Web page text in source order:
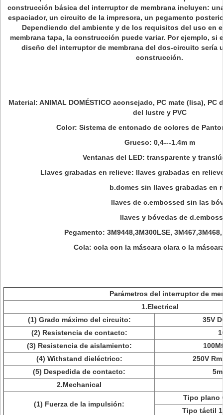
construcción básica del interruptor de membrana incluyen:
espaciador, un circuito de la impresora, un pegamento
Dependiendo del ambiente y de los requisitos del uso en
membrana tapa, la construcción puede variar. Por ejemplo, si
diseño del interruptor de membrana del dos-circuito sería
construcción.
Material: ANIMAL DOMÉSTICO aconsejado, PC mate (lisa), PC
del lustre y PVC
Color: Sistema de entonado de colores de
Grueso: 0,4---1.4m m
Ventanas del LED: transparente y
Llaves grabadas en relieve: llaves grabadas en
b.domes sin llaves grabadas en
llaves de c.embossed sin las
llaves y bóvedas de
Pegamento: 3M9448,3M300LSE,
Cola: cola con la máscara clara o la
Parámetros del interruptor de
1.Electrical
(1) Grado máximo del circuito:
35V
(2) Resistencia de contacto:
(3) Resistencia de aislamiento:
(4) Withstand dieléctrico:
250V
(5) Despedida de contacto:
2.Mechanical
(1) Fuerza de la impulsión:
Tipo plano
Tipo táctil